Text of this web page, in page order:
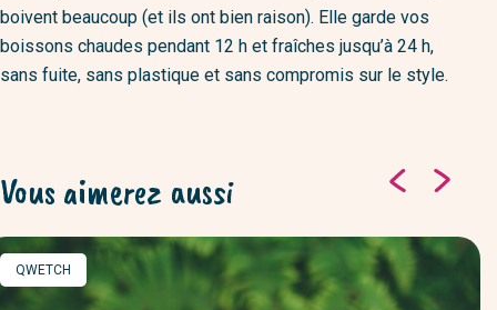
boivent beaucoup (et ils ont bien raison). Elle garde vos
boissons chaudes pendant 12 h et fraîches jusqu’à 24 h,
sans fuite, sans plastique et sans compromis sur le style.
Vous aimerez aussi
MARQUE
QWETCH